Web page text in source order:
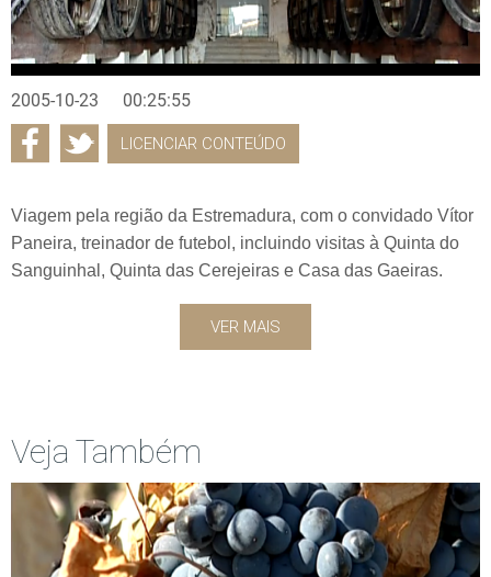
2005-10-23 00:25:55
LICENCIAR CONTEÚDO
Viagem pela região da Estremadura, com o convidado Vítor
Paneira, treinador de futebol, incluindo visitas à Quinta do
Sanguinhal, Quinta das Cerejeiras e Casa das Gaeiras.
VER MAIS
Veja Também